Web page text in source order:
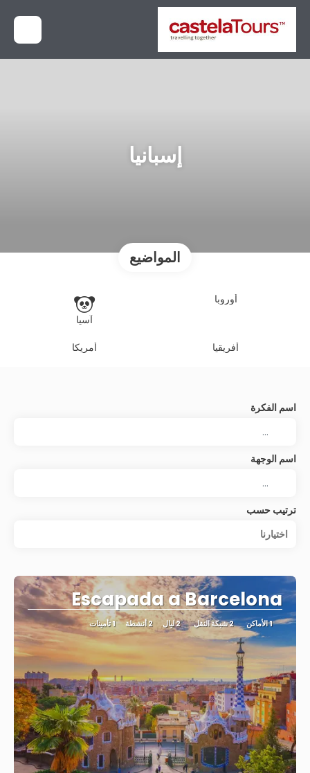
إسبانيا
المواضيع
أوروبا
آسيا
أفريقيا
أمريكا
اسم الفكرة
اسم الوجهة
ترتيب حسب
اختيارنا
Escapada a Barcelona
1 الأماكن 2 شبكة النقل 2 ليال 2 أنشطة 1 تأمينات